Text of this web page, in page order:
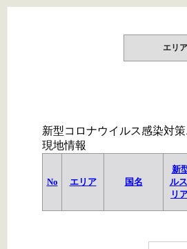
エリ
新型コロナウイルス感染対策
現地情報
No エリア 国名
新
ル
リ